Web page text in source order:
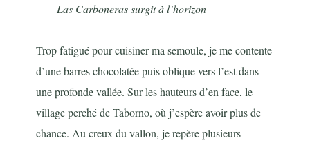
Las Carboneras surgit à l’horizon
Trop fatigué pour cuisiner ma semoule, je me contente
d’une barres chocolatée puis oblique vers l’est dans
une profonde vallée. Sur les hauteurs d’en face, le
village perché de Taborno, où j’espère avoir plus de
chance. Au creux du vallon, je repère plusieurs